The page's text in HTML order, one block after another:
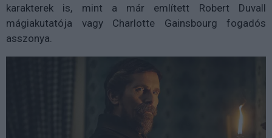
karakterek is, mint a már említett Robert Duvall
mágiakutatója vagy Charlotte Gainsbourg fogadós
asszonya.